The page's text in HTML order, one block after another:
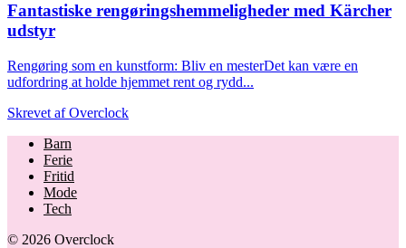
Fantastiske rengøringshemmeligheder med Kärcher
udstyr
Rengøring som en kunstform: Bliv en mesterDet kan være en
udfordring at holde hjemmet rent og rydd...
Skrevet afOverclock
Barn
Ferie
Fritid
Mode
Tech
© 2026 Overclock